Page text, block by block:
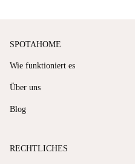
SPOTAHOME
Wie funktioniert es
Über uns
Blog
RECHTLICHES